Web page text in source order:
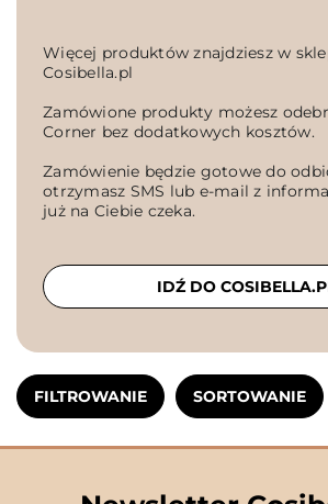
FILTROWANIE SORTOWANIE
Więcej produktów znajdziesz w
Cosibella.pl
Zamówione produkty możesz
Corner bez dodatkowych kosztów.
Zamówienie będzie gotowe do
otrzymasz SMS lub e-mail z
już na Ciebie czeka.
IDŹ DO